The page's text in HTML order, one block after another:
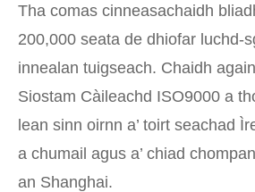
Tha comas cinneasachaidh
200,000 seata de dhiofar luchd-
innealan tuigseach. Chaidh
Siostam Càileachd ISO9000 a
lean sinn oirnn a’ toirt seachad
a chumail agus a’ chiad
an Shanghai.